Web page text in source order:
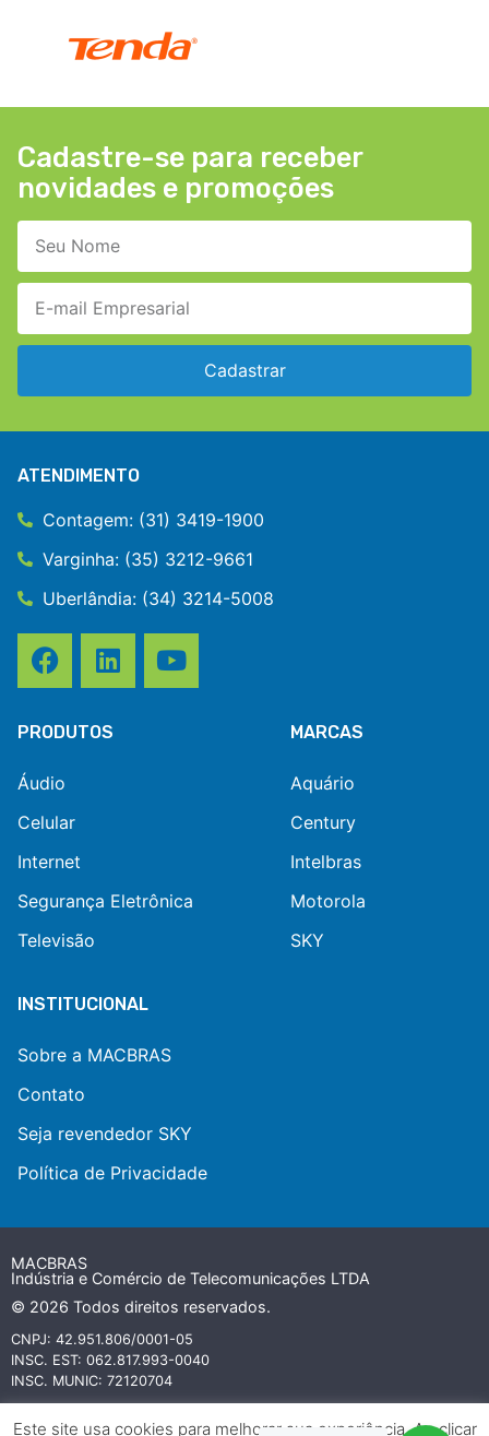
Cadastre-se para receber
novidades e promoções
Cadastrar
ATENDIMENTO
Contagem: (31) 3419-1900
Varginha: (35) 3212-9661
Uberlândia: (34) 3214-5008
PRODUTOS
Áudio
Celular
Internet
Segurança Eletrônica
Televisão
MARCAS
Aquário
Century
Intelbras
Motorola
SKY
INSTITUCIONAL
Sobre a MACBRAS
Contato
Seja revendedor SKY
Política de Privacidade
MACBRAS
Indústria e Comércio de Telecomunicações LTDA
© 2026 Todos direitos reservados.
CNPJ: 42.951.806/0001-05
INSC. EST: 062.817.993-0040
INSC. MUNIC: 72120704
comerciais registradas e protegidas por leis internacionais de
Este site usa cookies para melhorar sua experiência. Ao clicar